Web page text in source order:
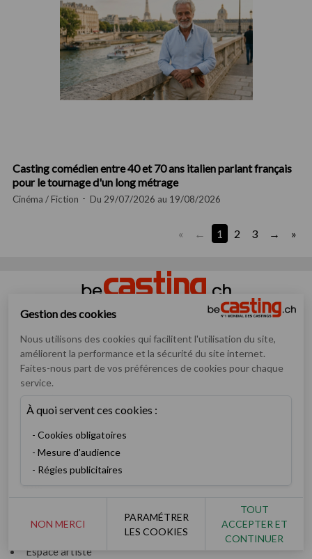
Casting comédien entre 40 et 70 ans italien parlant français
pour le tournage d'un long métrage
Cinéma / Fiction Du 29/07/2026 au 19/08/2026
« 1 2 3 »
Numéro un mondial des annonces de casting pour artistes
débutants ou confirmés
Casting
Inscription
Devenez membre V.I.P
Enfants & ados
Devenez recruteur
Rechercher un artiste
Les derniers books
Espace artiste
Gestion des cookies
Nous utilisons des cookies qui facilitent l'utilisation du site,
améliorent la performance et la sécurité du site internet.
Faites-nous part de vos préférences de cookies pour chaque
service.
À quoi servent ces cookies :
Cookies obligatoires
Mesure d'audience
Régies publicitaires
NON MERCI
PARAMÉTRER
LES COOKIES
TOUT
ACCEPTER ET
CONTINUER